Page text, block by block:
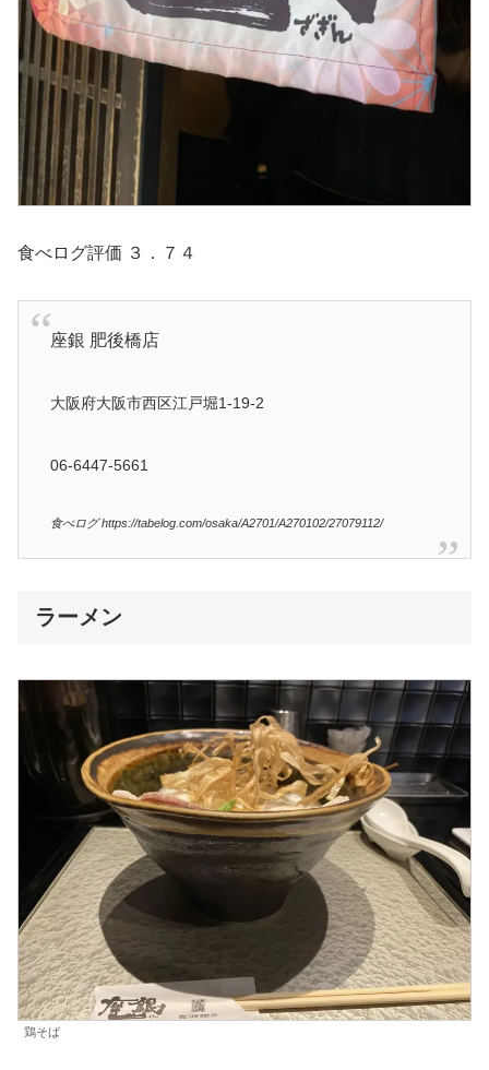
食べログ評価 ３．７４
座銀 肥後橋店
大阪府大阪市西区江戸堀1-19-2
06-6447-5661
食べログ https://tabelog.com/osaka/A2701/A270102/27079112/
ラーメン
鶏そば